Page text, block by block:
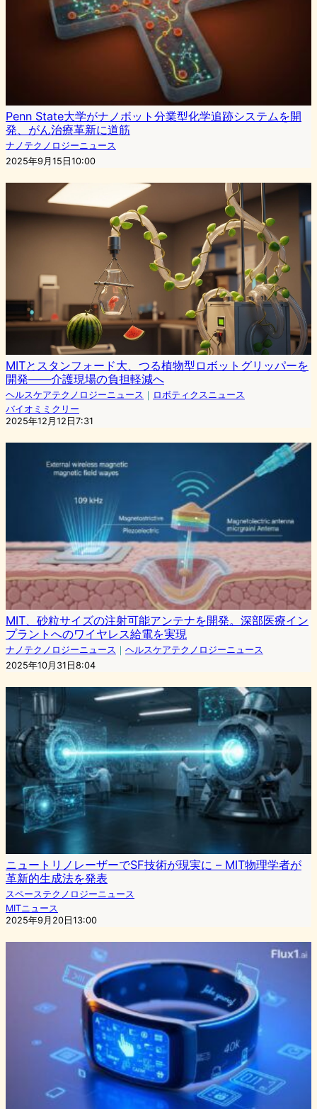
Penn State大学がナノボット分業型化学追跡システムを開
発、がん治療革新に道筋
ナノテクノロジーニュース
2025年9月15日10:00
MITとスタンフォード大、つる植物型ロボットグリッパーを
開発――介護現場の負担軽減へ
ヘルスケアテクノロジーニュース ｜ ロボティクスニュース
バイオミミクリー
2025年12月12日7:31
MIT、砂粒サイズの注射可能アンテナを開発。深部医療イン
プラントへのワイヤレス給電を実現
ナノテクノロジーニュース ｜ ヘルスケアテクノロジーニュース
2025年10月31日8:04
ニュートリノレーザーでSF技術が現実に – MIT物理学者が
革新的生成法を発表
スペーステクノロジーニュース
MITニュース
2025年9月20日13:00